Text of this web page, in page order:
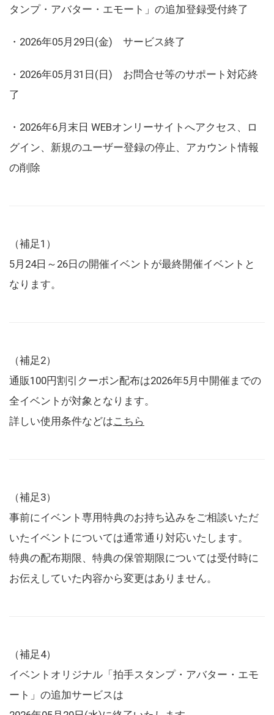
タンプ・アバター・エモート」の追加登録受付終了
・2026年05月29日(金) サービス終了
・2026年05月31日(日) お問合せ等のサポート対応終
了
・2026年6月末日 WEBオンリーサイトへアクセス、ロ
グイン、新規のユーザー登録の停止、アカウント情報
の削除
（補足1）
5月24日～26日の開催イベントが最終開催イベントと
なります。
（補足2）
通販100円割引クーポン配布は2026年5月中開催までの
全イベントが対象となります。
詳しい使用条件などはこちら
（補足3）
事前にイベント専用特典のお持ち込みをご相談いただ
いたイベントについては通常通り対応いたします。
特典の配布期限、特典の保管期限については受付時に
お伝えしていた内容から変更はありません。
（補足4）
イベントオリジナル「拍手スタンプ・アバター・エモ
ート」の追加サービスは